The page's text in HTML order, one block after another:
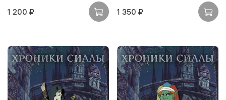
1 200 ₽
1 350 ₽